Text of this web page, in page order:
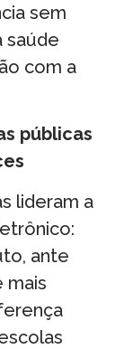
sem
saúde
com a
públicas
lideram a
ante
mais